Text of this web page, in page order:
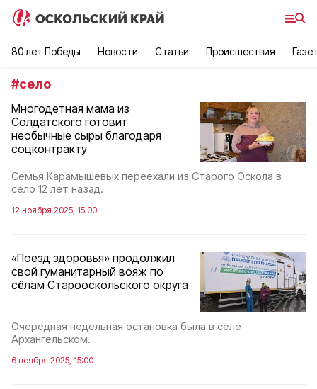
80 лет Победы Новости Статьи Происшествия
#село
Многодетная мама из
Солдатского готовит
необычные сыры благодаря
соцконтракту
Семья Карамышевых переехали из Старого Оскола в
село 12 лет назад.
12 ноября 2025, 15:00
«Поезд здоровья» продолжил
свой гуманитарный вояж по
сёлам Старооскольского округа
Очередная недельная остановка была в селе
Архангельском.
6 ноября 2025, 15:00